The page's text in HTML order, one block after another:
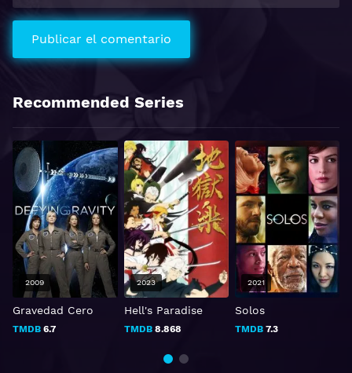
Recommended Series
Gravedad Cero
TMDB 6.7
2009
Hell's Paradise
TMDB8.868
2023
Solos
TMDB7.3
2021